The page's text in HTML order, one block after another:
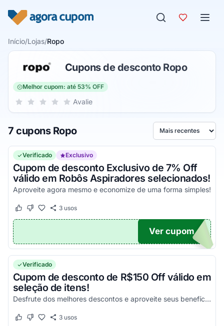
Início/Lojas/Ropo
Cupons de desconto Ropo
Melhor cupom: até 53% OFF
Sua nota para Ropo, de 1 a 5 estrelas
5 estrelas
4 estrelas
3 estrelas
2 estrelas
1 estrela Avalie
7 cupons Ropo Ordenar por
Verificado Exclusivo
Cupom de desconto Exclusivo de 7% Off
válido em Robôs Aspiradores selecionados!
Aproveite agora mesmo e economize de uma forma simples!
Este cupom funcionou
Este cupom não funcionou
3usos
UPOM
Ver cupom
Verificado
Cupom de desconto de R$150 Off válido em
seleção de itens!
Desfrute dos melhores descontos e aproveite seus benefícios com esse cupom!
Este cupom funcionou
Este cupom não funcionou
3usos